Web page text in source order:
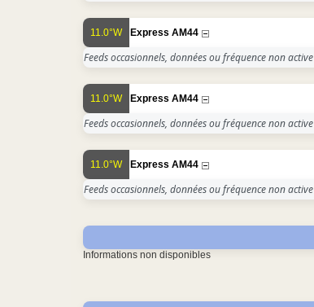
11.0°W Express AM44
Feeds occasionnels, données ou fréquence non active
11.0°W Express AM44
Feeds occasionnels, données ou fréquence non active
11.0°W Express AM44
Feeds occasionnels, données ou fréquence non active
Informations non disponibles